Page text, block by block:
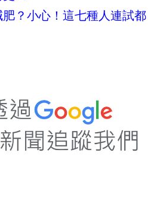
？小心！這七種人連試都